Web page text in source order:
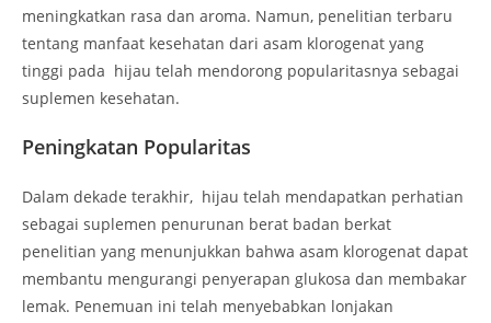
meningkatkan rasa dan aroma. Namun, penelitian terbaru
tentang manfaat kesehatan dari asam klorogenat yang
tinggi pada hijau telah mendorong popularitasnya sebagai
suplemen kesehatan.
Peningkatan Popularitas
Dalam dekade terakhir, hijau telah mendapatkan perhatian
sebagai suplemen penurunan berat badan berkat
penelitian yang menunjukkan bahwa asam klorogenat dapat
membantu mengurangi penyerapan glukosa dan membakar
lemak. Penemuan ini telah menyebabkan lonjakan